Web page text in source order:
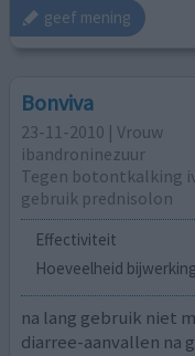
geef mening
Bonviva
23-11-2010 | Vrouw
ibandroninezuur
Tegen botontkalking
gebruik prednisolon
Effectiviteit
Hoeveelheid
na lang gebruik niet
diarree-aanvallen na